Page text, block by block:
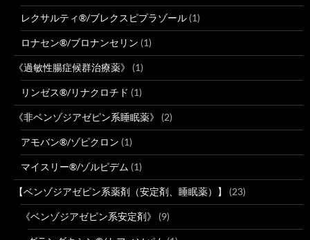
レクサルティ®/ブレクスピプラゾール (1)
ロナセン®/ブロナンセリン (1)
《過敏性腸症候群治療薬》 (1)
リンゼス®/リナクロチド (1)
《非ベンゾジアゼピン系睡眠薬》 (2)
アモバン®/ゾピクロン (1)
マイスリー®/ゾルピデム (1)
【ベンゾジアゼピン系薬剤（安定剤、睡眠薬）】 (23)
《ベンゾジアゼピン系安定剤》 (9)